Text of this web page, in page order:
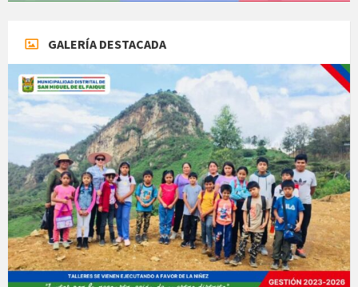
GALERÍA DESTACADA